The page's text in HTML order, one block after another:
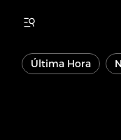
Última Hora